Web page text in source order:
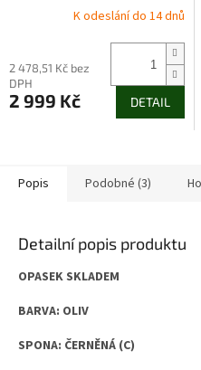
K odeslání do 14 dnů
2 478,51 Kč bez
DPH
2 999 Kč DETAIL
Popis Podobné (3)
Detailní popis produktu
OPASEK SKLADEM
BARVA: OLIV
SPONA: ČERNĚNÁ (C)